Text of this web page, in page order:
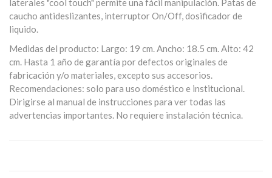
laterales "cool touch" permite una fácil manipulación. Patas de
caucho antideslizantes, interruptor On/Off, dosificador de
liquido.
Medidas del producto: Largo: 19 cm. Ancho: 18.5 cm. Alto: 42
cm. Hasta 1 año de garantía por defectos originales de
fabricación y/o materiales, excepto sus accesorios.
Recomendaciones: solo para uso doméstico e institucional.
Dirigirse al manual de instrucciones para ver todas las
advertencias importantes. No requiere instalación técnica.